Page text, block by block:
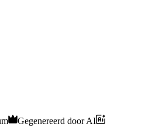
Gegenereerd door AI